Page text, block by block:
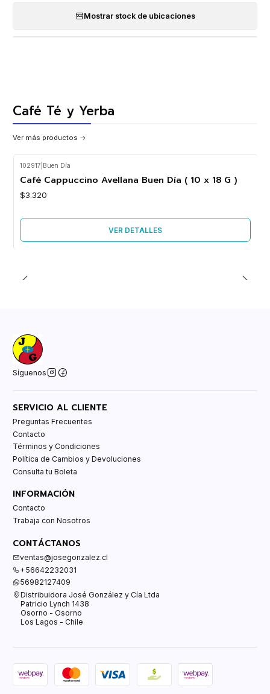
Mostrar stock de ubicaciones
Café Té y Yerba
Ver más productos
102917 Buen Día
Café Cappuccino Avellana Buen Día ( 10 x 18 G )
$3.320
VER DETALLES
Síguenos
SERVICIO AL CLIENTE
Preguntas Frecuentes
Contacto
Términos y Condiciones
Política de Cambios y Devoluciones
Consulta tu Boleta
INFORMACIÓN
Contacto
Trabaja con Nosotros
CONTÁCTANOS
ventas@josegonzalez.cl
+56642232031
56982127409
Distribuidora José González y Cía Ltda
Patricio Lynch 1438
Osorno - Osorno
Los Lagos - Chile